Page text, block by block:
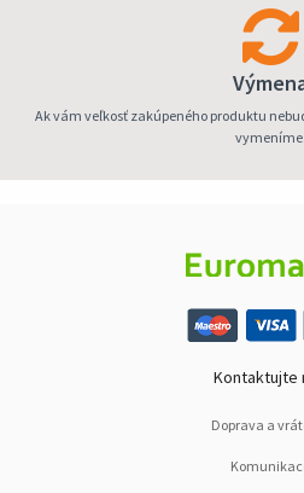
Ak vám veľkosť zakúpeného produktu
vymeníme.
Kontaktujte
Doprava a